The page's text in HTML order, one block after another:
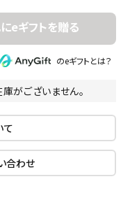
のeギフトとは？
がございません。
て
合わせ